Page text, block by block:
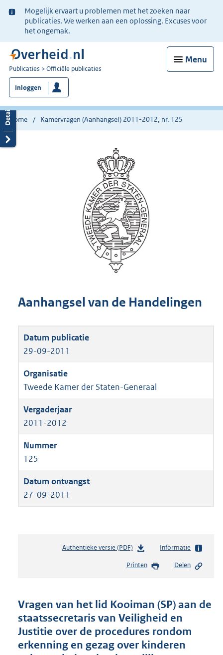
Ter
informatie:
Mogelijk ervaart u problemen met het zoeken naar
publicaties. We werken aan een oplossing. Excuses voor
het ongemak.
Menu
U
bent
nu
hier:
Publicaties Officiële publicaties
Inloggen
Home Kamervragen (Aanhangsel) 2011-2012, nr. 125
Aanhangsel van de Handelingen
29-09-2011
Tweede Kamer der Staten-Generaal
2011-2012
125
27-09-2011
Authentieke versie (PDF)b
s
d
s
g
r
Informatie
Printen Delen
Vragen van het lid Kooiman (SP) aan de
staatssecretaris van Veiligheid en
Justitie over de procedures rondom
erkenning en gezag over kinderen